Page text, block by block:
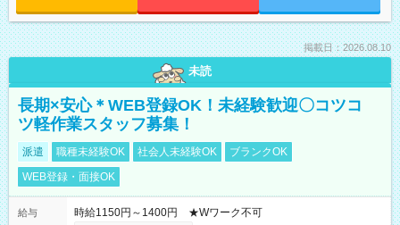
掲載日：2026.08.10
未読
長期×安心＊WEB登録OK！未経験歓迎〇コツコ
ツ軽作業スタッフ募集！
派遣 職種未経験OK 社会人未経験OK
ブランクOK
WEB登録・面接OK
給与
時給1150円～1400円 ★Wワーク不可